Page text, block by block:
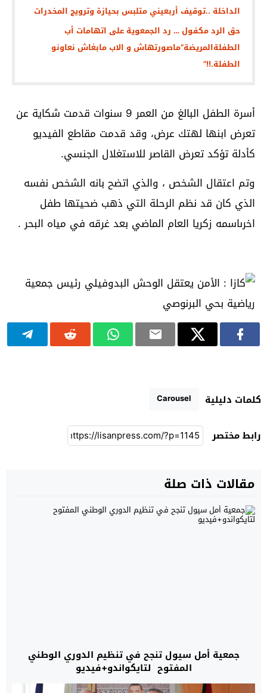
الداخلة ..توقيف أربعيني متلبس بحيازة وترويج المخدرات
حق الرد مكفول … رد الجمعوية على اتهامات أب
الطفلةالمريضة”ماصورتهاش و الاب مابغاش نعاونو
الطفلة.!!”
أسرة الطفل البالغ من العمر 9 سنوات قدمت شكاية عن
تعرض ابنها لهتك عرض، وقد قدمت مقاطع الفيديو
كأدلة تؤكد تعرض القاصر للاستغلال الجنسي.
وتم اعتقال الشخص ، والذي اتضح بانه الشخص نفسه
الذي كان قد نظم الرحلة التي ذهب ضحيتها طفل
اخرىاسمه زكريا العام الماضي بعد غرقه في مياه البحر .
كلمات دليلية Carousel
رابط مختصر
مقالات ذات صلة
جمعية أمل سيول تنجح في تنظيم الدوري الوطني
المفتوح لتايكواندو+فيديو